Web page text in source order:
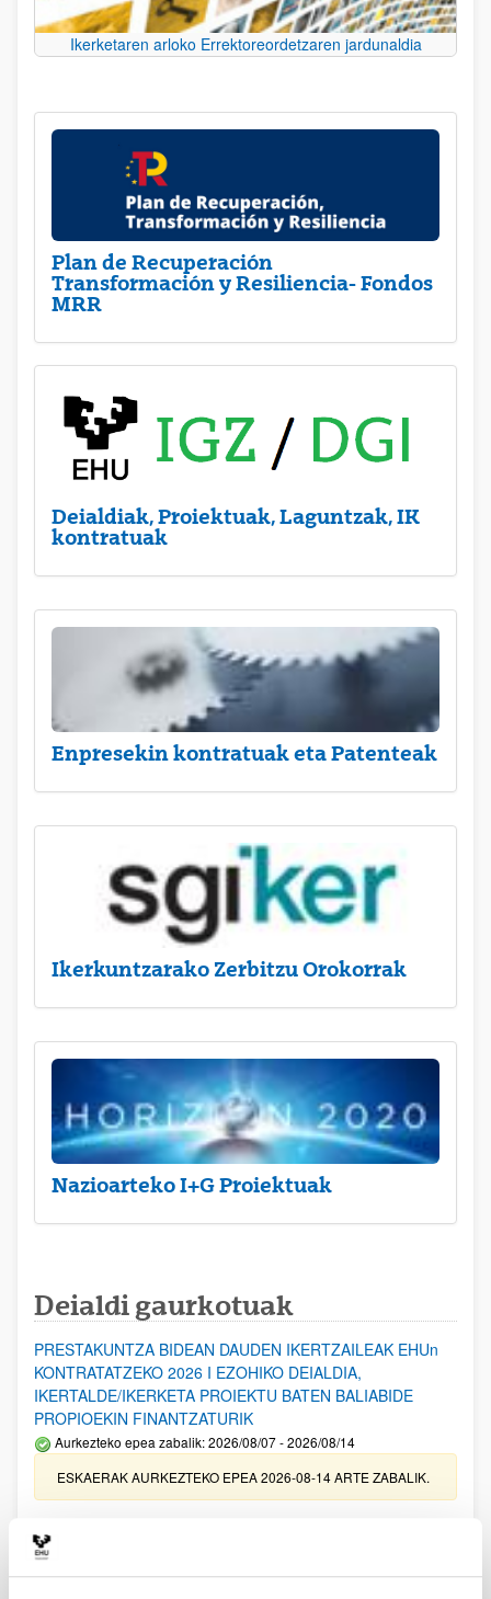
Ikerketaren arloko Errektoreordetzaren jardunaldia
Plan de Recuperación
Transformación y Resiliencia- Fondos
MRR
Deialdiak, Proiektuak, Laguntzak, IK
kontratuak
Enpresekin kontratuak eta Patenteak
Ikerkuntzarako Zerbitzu Orokorrak
Nazioarteko I+G Proiektuak
Deialdi gaurkotuak
PRESTAKUNTZA BIDEAN DAUDEN IKERTZAILEAK EHUn
KONTRATATZEKO 2026 I EZOHIKO DEIALDIA,
IKERTALDE/IKERKETA PROIEKTU BATEN BALIABIDE
PROPIOEKIN FINANTZATURIK
Aurkezteko epea zabalik: 2026/08/07 - 2026/08/14
ESKAERAK AURKEZTEKO EPEA 2026-08-14 ARTE ZABALIK.
erosi eta berritzeko laguntzak 2026
Izapide irekia